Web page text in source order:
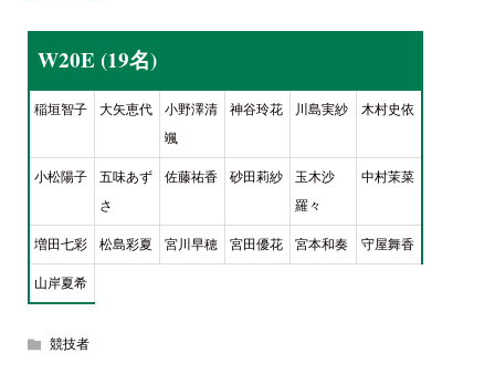
W20E (19名)
稲垣智子 大矢恵代
小野澤清
颯
神谷玲花 川島実紗 木村史依
小松陽子
五味あず
さ
佐藤祐香 砂田莉紗
玉木沙
羅々
中村茉菜
増田七彩 松島彩夏 宮川早穂 宮田優花 宮本和奏 守屋舞香
山岸夏希
競技者